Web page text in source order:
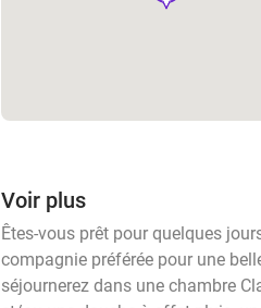
Voir plus
Êtes-vous prêt pour quelques
compagnie préférée pour une
séjournerez dans une chambre